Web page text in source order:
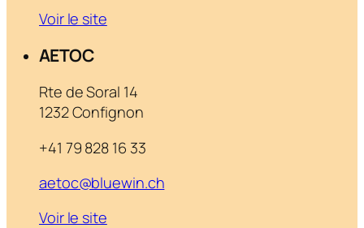
Voir le site
AETOC
Rte de Soral 14
1232 Confignon
+41 79 828 16 33
aetoc@bluewin.ch
Voir le site